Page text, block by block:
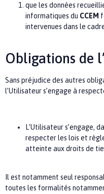
que les données
informatiques du CCEM
intervenues dans le
Obligations de
Sans préjudice des autres
l’Utilisateur s’engage à
L’Utilisateur s’engage,
respecter les lois et
atteinte aux droits de
Il est notamment seul
toutes les formalités